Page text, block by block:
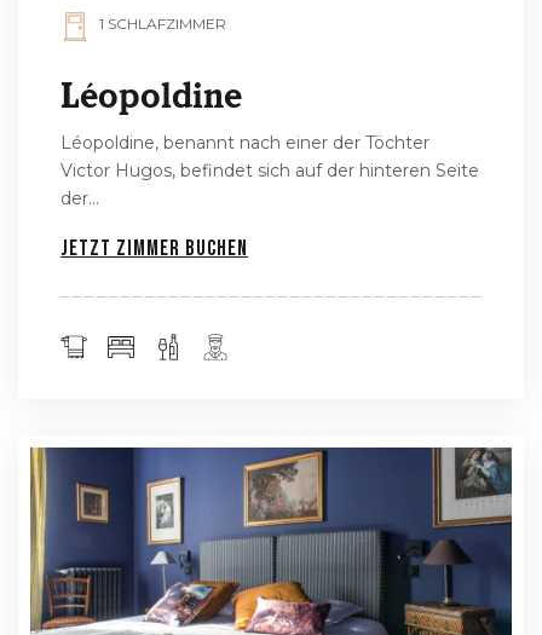
1 SCHLAFZIMMER
Léopoldine
Léopoldine, benannt nach einer der Töchter
Victor Hugos, befindet sich auf der hinteren Seite
der...
Jetzt Zimmer buchen